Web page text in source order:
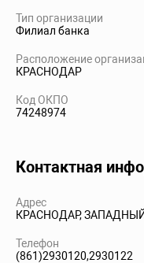
Тип организации
Филиал банка
Расположение
КРАСНОДАР
Код ОКПО
74248974
Контактная
Адрес
КРАСНОДАР,
Телефон
(861)2930120,2930122